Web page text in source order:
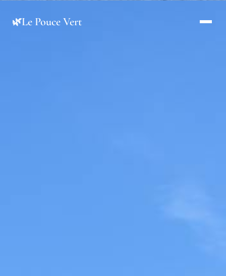
🌿Le Pouce Vert